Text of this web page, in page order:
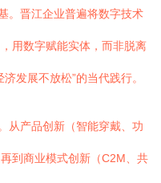
。晋江企业普遍将数字技术
用数字赋能实体，而非脱离
发展不放松”的当代践行。
从产品创新（智能穿戴、功
到商业模式创新（C2M、共